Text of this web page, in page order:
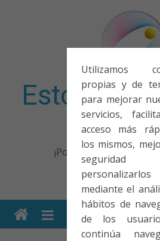
Utilizamos
propias y de
para mejorar
servicios,
acceso más
los mismos,
personalizarlos
mediante el
hábitos de
de los
continúa
Esto no
¡Porque no solo el